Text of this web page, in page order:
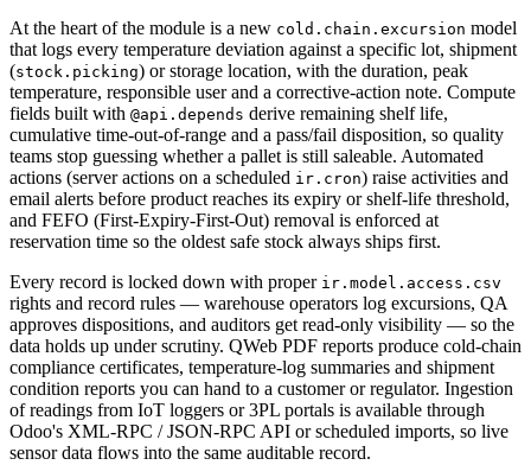
At the heart of the module is a new cold.chain.excursion model
that logs every temperature deviation against a specific lot, shipment
(stock.picking) or storage location, with the duration, peak
temperature, responsible user and a corrective-action note. Compute
fields built with @api.depends derive remaining shelf life,
cumulative time-out-of-range and a pass/fail disposition, so quality
teams stop guessing whether a pallet is still saleable. Automated
actions (server actions on a scheduled ir.cron) raise activities and
email alerts before product reaches its expiry or shelf-life threshold,
and FEFO (First-Expiry-First-Out) removal is enforced at
reservation time so the oldest safe stock always ships first.
Every record is locked down with proper ir.model.access.csv
rights and record rules — warehouse operators log excursions, QA
approves dispositions, and auditors get read-only visibility — so the
data holds up under scrutiny. QWeb PDF reports produce cold-chain
compliance certificates, temperature-log summaries and shipment
condition reports you can hand to a customer or regulator. Ingestion
of readings from IoT loggers or 3PL portals is available through
Odoo's XML-RPC / JSON-RPC API or scheduled imports, so live
sensor data flows into the same auditable record.